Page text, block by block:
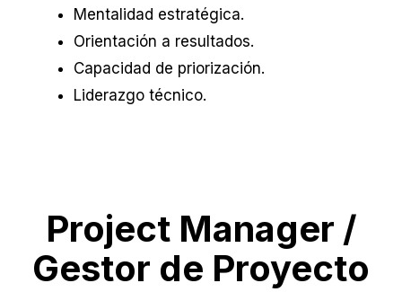
Mentalidad estratégica.
Orientación a resultados.
Capacidad de priorización.
Liderazgo técnico.
Project Manager /
Gestor de Proyecto